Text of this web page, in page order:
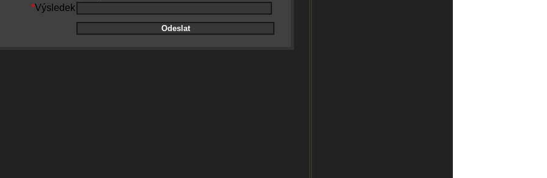
*Výsledek